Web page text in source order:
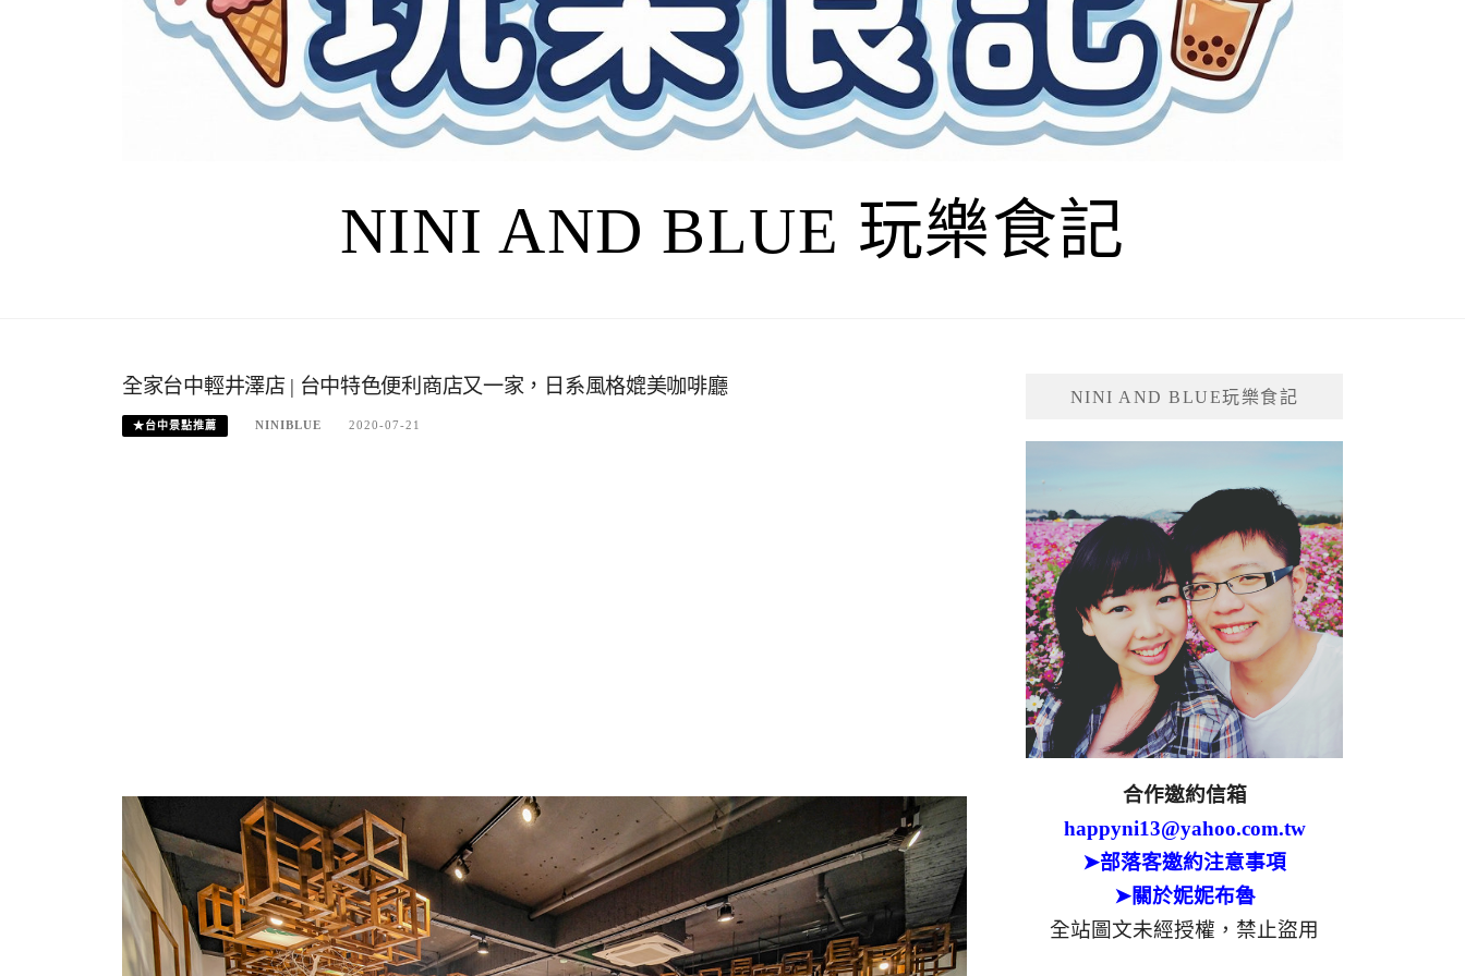
NINI AND BLUE 玩樂食記
全家台中輕井澤店 | 台中特色便利商店又一家，日系風格媲美咖啡廳
★台中景點推薦 NINIBLUE 2020-07-21
NINI AND BLUE玩樂食記
合作邀約信箱
happyni13@yahoo.com.tw
➤部落客邀約注意事項
➤關於妮妮布魯
全站圖文未經授權，禁止盜用